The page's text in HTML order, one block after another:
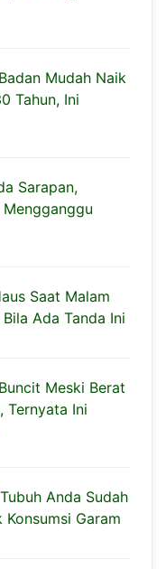
Mudah Naik
Tahun, Ini
Sarapan,
Mengganggu
Saat Malam
Ada Tanda Ini
Meski Berat
Ternyata Ini
Anda Sudah
Konsumsi Garam